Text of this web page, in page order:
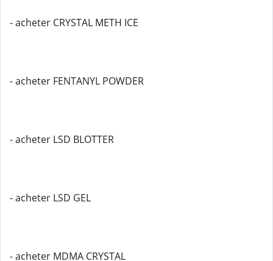
- acheter CRYSTAL METH ICE
- acheter FENTANYL POWDER
- acheter LSD BLOTTER
- acheter LSD GEL
- acheter MDMA CRYSTAL